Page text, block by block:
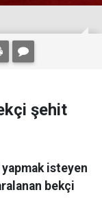
şehit
isteyen
bekçi